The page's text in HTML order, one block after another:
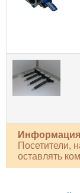
Информация
Посетители,
оставлять